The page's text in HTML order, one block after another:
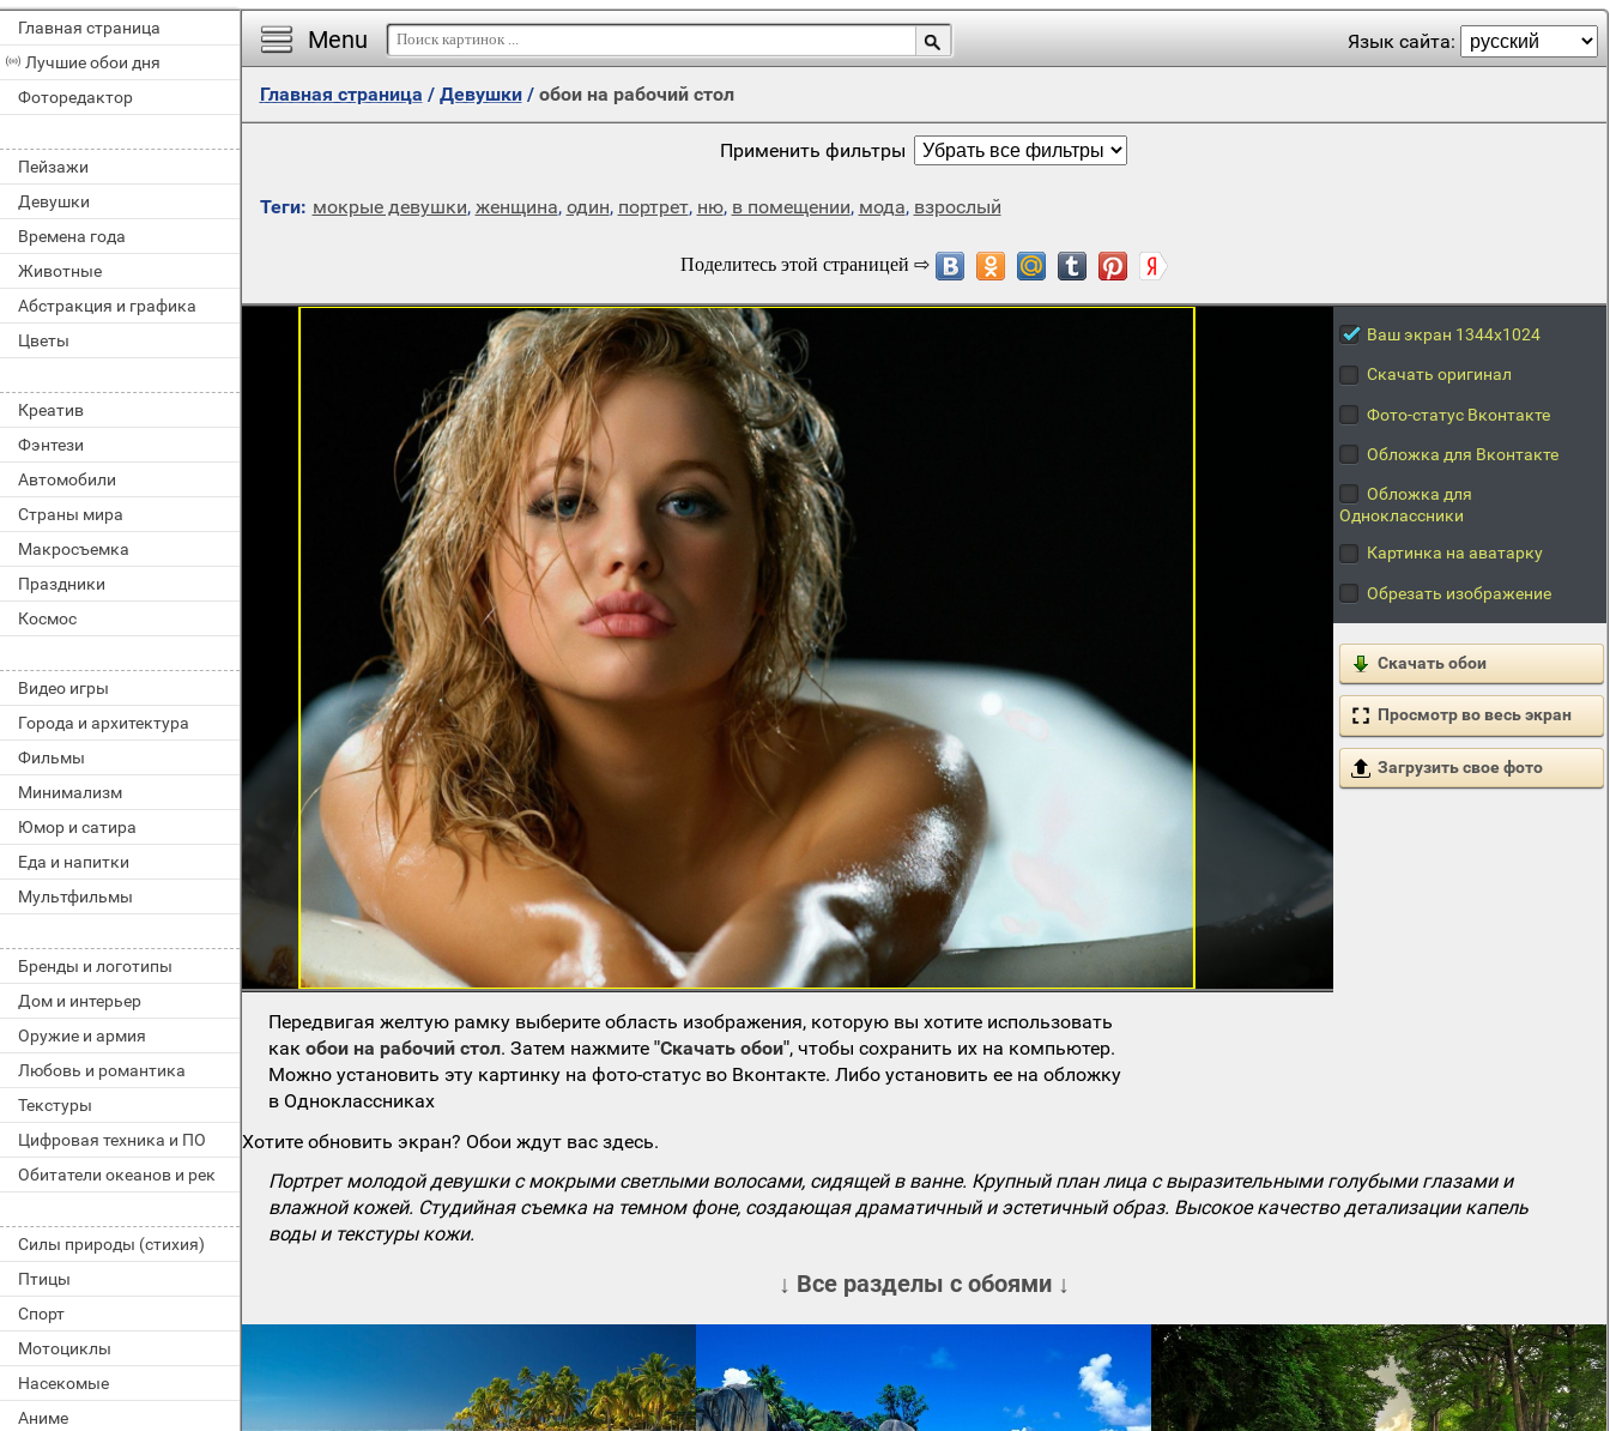
Главная страница
Лучшие обои дня
Фоторедактор
Пейзажи
Девушки
Времена года
Животные
Абстракция и графика
Цветы
Креатив
Фэнтези
Автомобили
Страны мира
Макросъемка
Праздники
Космос
Видео игры
Города и архитектура
Фильмы
Минимализм
Юмор и сатира
Еда и напитки
Мультфильмы
Бренды и логотипы
Дом и интерьер
Оружие и армия
Любовь и романтика
Текстуры
Цифровая техника и ПО
Обитатели океанов и рек
Силы природы (стихия)
Птицы
Спорт
Мотоциклы
Насекомые
Аниме
Menu Язык сайта:
Главная страница / Девушки/ обои на рабочий стол
Применить фильтры
Теги: мокрые девушки, женщина, один, портрет, ню, в помещении, мода, взрослый
Ваш экран 1344x1024
Скачать оригинал
Фото-статус Вконтакте
Обложка для Вконтакте
Обложка для
Одноклассники
Картинка на аватарку
Обрезать изображение
Скачать обои
Просмотр во весь экран
Загрузить свое фото
Передвигая желтую рамку выберите область изображения, которую вы хотите использовать
какобои на рабочий стол. Затем нажмите"Скачать обои", чтобы сохранить их на компьютер.
Можно установить эту картинку на фото-статус во Вконтакте. Либо установить ее на обложку
в Одноклассниках
Хотите обновить экран? Обои ждут вас здесь.
Портрет молодой девушки с мокрыми светлыми волосами, сидящей в ванне. Крупный план лица с выразительными голубыми глазами и
влажной кожей. Студийная съемка на темном фоне, создающая драматичный и эстетичный образ. Высокое качество детализации капель
воды и текстуры кожи.
↓ Все разделы с обоями ↓